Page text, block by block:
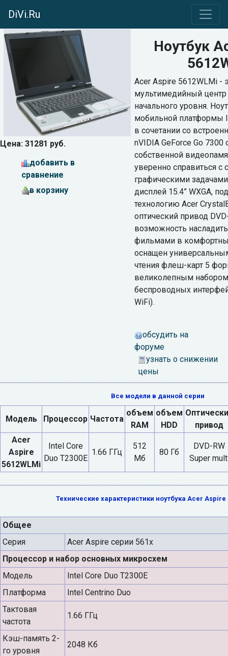
DiVi.Ru
Цена: 31281 руб.
добавить в
сравнение
в корзину
Ноутбук
Acer Aspire 5612WLMi -
мультимедийный центр
начального уровня.
мобильной платформы
в сочетании со
nVIDIA GeForce Go
собственной
уверенно справиться
графическими
дисплей 15.4” WXGA,
технологию Acer
оптический привод
возможность
фильмами в
оснащен
чтения флеш-карт 5
великолепным
беспроводных
WiFi).
обсудить на
форуме
узнать о снижении
цены
Все модели в данной серии
Модель Процессор Частота
объем
RAM
объем
HDD
привод
Acer
Aspire
5612WLMi
Intel Core
Duo T2300E
1.66 ГГц
512
Мб
80 Гб
DVD-RW
Super
Технические характеристики ноутбука Acer Aspire
Общее
Серия
Acer Aspire серии 561x
Процессор и набор основных микросхем
Модель
Intel Core Duo T2300E
Платформа
Intel Centrino Duo
Тактовая
частота
1.66 ГГц
Кэш-память 2-
го уровня
2048 Кб